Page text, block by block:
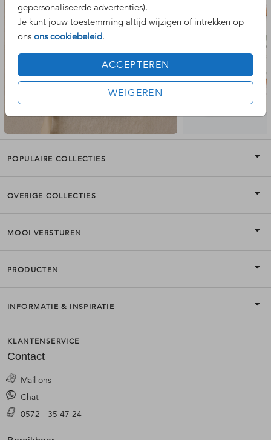
gepersonaliseerde advertenties).
Je kunt jouw toestemming altijd wijzigen of intrekken op
ons ons cookiebeleid.
ACCEPTEREN
WEIGEREN
POPULAIRE COLLECTIES
OVERIGE COLLECTIES
MOOI VERSTUREN
PRODUCTEN
INFORMATIE & INSPIRATIE
KLANTENSERVICE
Contact
Mail ons
Chat
0572 - 35 47 24